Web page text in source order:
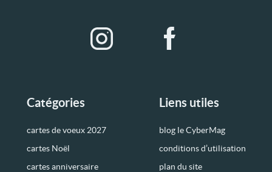
Catégories
cartes de voeux 2027
cartes Noël
cartes anniversaire
Liens utiles
blog le CyberMag
conditions d’utilisation
plan du site